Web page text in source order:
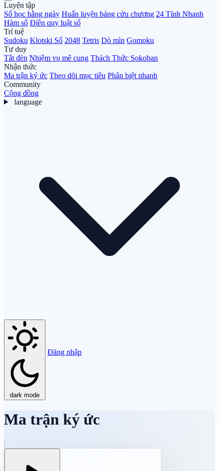
Luyện tập
Số học hằng ngày Huấn luyện bảng cửu chương 24 Tính Nhanh
Hàm số Điền quy luật số
Trí tuệ
Sudoku Klotski Số 2048 Tetris Dò mìn Gomoku
Tư duy
Tắt đèn Nhiệm vụ mê cung Thách Thức Sokoban
Nhận thức
Ma trận ký ức Theo dõi mục tiêu Phân biệt nhanh
Community
Cộng đồng
language
dark mode
Đăng nhập
Ma trận ký ức